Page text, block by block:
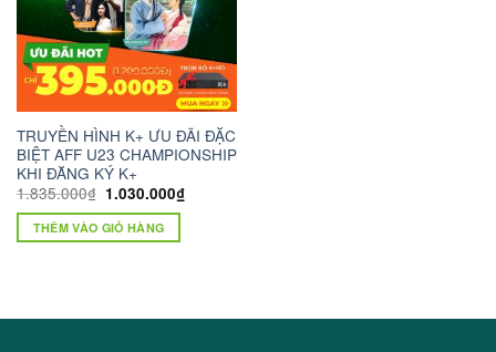
TRUYỀN HÌNH K+ ƯU ĐÃI ĐẶC
BIỆT AFF U23 CHAMPIONSHIP
KHI ĐĂNG KÝ K+
1.835.000₫ 1.030.000₫
THÊM VÀO GIỎ HÀNG